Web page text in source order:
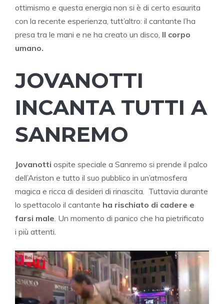
ottimismo e questa energia non si è di certo esaurita
con la recente esperienza, tutt’altro: il cantante l’ha
presa tra le mani e ne ha creato un disco, Il corpo
umano.
JOVANOTTI
INCANTA TUTTI A
SANREMO
Jovanotti ospite speciale a Sanremo si prende il palco
dell’Ariston e tutto il suo pubblico in un’atmosfera
magica e ricca di desideri di rinascita. Tuttavia durante
lo spettacolo il cantante ha rischiato di cadere e
farsi male. Un momento di panico che ha pietrificato
i più attenti.